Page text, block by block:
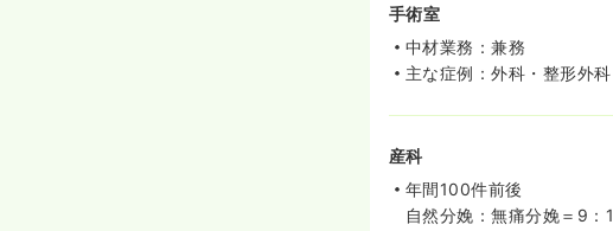
手術室
中材業務：兼務
主な症例：外科・整形外
産科
年間100件前後
自然分娩：無痛分娩＝9：